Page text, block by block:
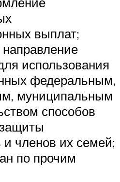
выплат;
направление
использования
федеральным,
муниципальным
способов
и членов их семей;
по прочим